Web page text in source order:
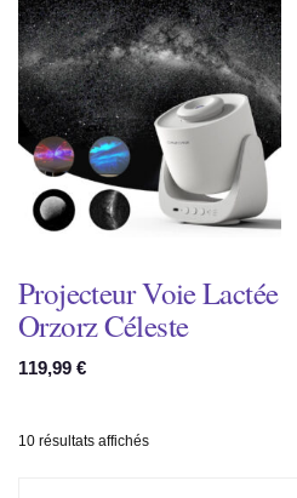
Projecteur Voie Lactée
Orzorz Céleste
119,99 €
10 résultats affichésTrié